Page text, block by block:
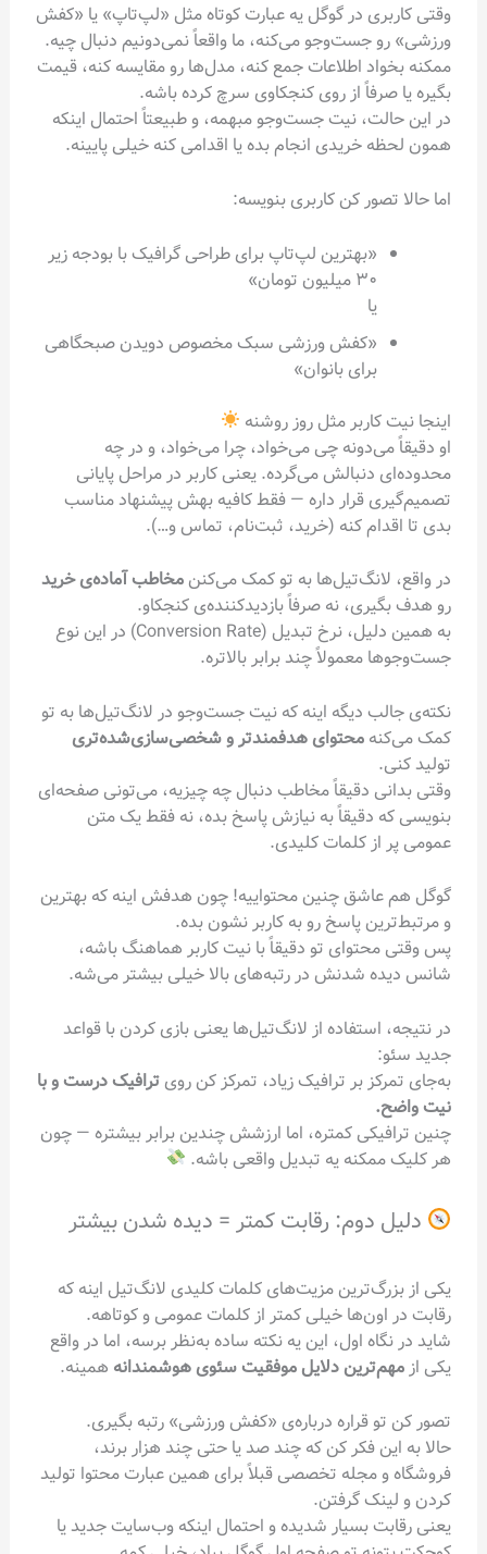
وقتی کاربری در گوگل یه عبارت کوتاه مثل «لپ‌تاپ» یا «کفش
ورزشی» رو جست‌وجو می‌کنه، ما واقعاً نمی‌دونیم دنبال چیه.
ممکنه بخواد اطلاعات جمع کنه، مدل‌ها رو مقایسه کنه، قیمت
بگیره یا صرفاً از روی کنجکاوی سرچ کرده باشه.
در این حالت، نیت جست‌وجو مبهمه، و طبیعتاً احتمال اینکه
همون لحظه خریدی انجام بده یا اقدامی کنه خیلی پایینه.
اما حالا تصور کن کاربری بنویسه:
«بهترین لپ‌تاپ برای طراحی گرافیک با بودجه زیر
۳۰ میلیون تومان»
یا
«کفش ورزشی سبک مخصوص دویدن صبحگاهی
برای بانوان»
اینجا نیت کاربر مثل روز روشنه
او دقیقاً می‌دونه چی می‌خواد، چرا می‌خواد، و در چه
محدوده‌ای دنبالش می‌گرده. یعنی کاربر در مراحل پایانی
تصمیم‌گیری قرار داره — فقط کافیه بهش پیشنهاد مناسب
بدی تا اقدام کنه (خرید، ثبت‌نام، تماس و…).
در واقع، لانگ‌تیل‌ها به تو کمک می‌کنن مخاطب آماده‌ی خرید
رو هدف بگیری، نه صرفاً بازدیدکننده‌ی کنجکاو.
به همین دلیل، نرخ تبدیل (Conversion Rate) در این نوع
جست‌وجوها معمولاً چند برابر بالاتره.
نکته‌ی جالب دیگه اینه که نیت جست‌وجو در لانگ‌تیل‌ها به تو
کمک می‌کنه محتوای هدفمندتر و شخصی‌سازی‌شده‌تری
تولید کنی.
وقتی بدانی دقیقاً مخاطب دنبال چه چیزیه، می‌تونی صفحه‌ای
بنویسی که دقیقاً به نیازش پاسخ بده، نه فقط یک متن
عمومی پر از کلمات کلیدی.
گوگل هم عاشق چنین محتواییه! چون هدفش اینه که بهترین
و مرتبط‌ترین پاسخ رو به کاربر نشون بده.
پس وقتی محتوای تو دقیقاً با نیت کاربر هماهنگ باشه،
شانس دیده شدنش در رتبه‌های بالا خیلی بیشتر می‌شه.
در نتیجه، استفاده از لانگ‌تیل‌ها یعنی بازی کردن با قواعد
جدید سئو:
به‌جای تمرکز بر ترافیک زیاد، تمرکز کن روی ترافیک درست و با
نیت واضح.
چنین ترافیکی کمتره، اما ارزشش چندین برابر بیشتره — چون
هر کلیک ممکنه یه تبدیل واقعی باشه.
دلیل دوم: رقابت کمتر = دیده شدن بیشتر
یکی از بزرگ‌ترین مزیت‌های کلمات کلیدی لانگ‌تیل اینه که
رقابت در اون‌ها خیلی کمتر از کلمات عمومی و کوتاهه.
شاید در نگاه اول، این یه نکته ساده به‌نظر برسه، اما در واقع
یکی ازمهم‌ترین دلایل موفقیت سئوی هوشمندانه همینه.
تصور کن تو قراره درباره‌ی «کفش ورزشی» رتبه بگیری.
حالا به این فکر کن که چند صد یا حتی چند هزار برند،
فروشگاه و مجله تخصصی قبلاً برای همین عبارت محتوا تولید
کردن و لینک گرفتن.
یعنی رقابت بسیار شدیده و احتمال اینکه وب‌سایت جدید یا